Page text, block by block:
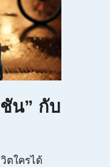
น” กับ
ตใครได้